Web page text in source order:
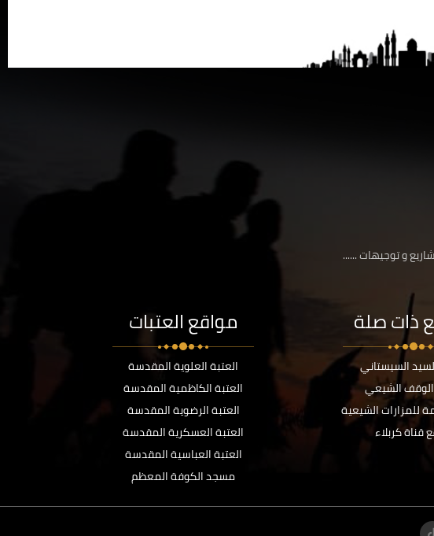
و توجيهات ......
ذات صلة
السيستاني
الشيعي
للمزارات الشيعية
قناة كربلاء
مواقع العتبات
العتبة العلوية المقدسة
العتبة الكاظمية المقدسة
العتبة الرضوية المقدسة
العتبة العسكرية المقدسة
العتبة العباسية المقدسة
مسجد الكوفة المعظم